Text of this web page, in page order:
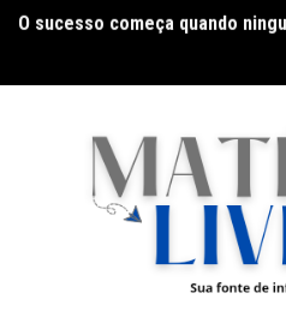
para
conteúdo
O sucesso começa quando